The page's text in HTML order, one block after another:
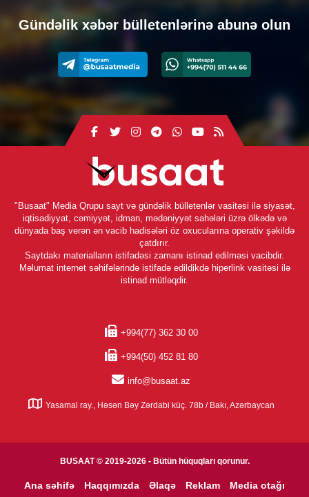
Gündəlik xəbər bülletenlərinə abunə olun
"Busaat" Media Qrupu sayt və gündəlik bülletenlər vasitəsi ilə siyasət,
iqtisadiyyat, cəmiyyət, idman, mədəniyyət sahələri üzrə ölkədə və
dünyada baş verən ən vacib hadisələri öz oxucularına operativ şəkildə
çatdırır.
Saytdakı materialların istifadəsi zamanı istinad edilməsi vacibdir.
Məlumat internet səhifələrində istifadə edildikdə hiperlink vasitəsi ilə
istinad mütləqdir.
+994(77) 362 30 00
+994(50) 452 81 80
info@busaat.az
Yasamal ray., Həsən Bəy Zərdabi küç. 78b / Bakı, Azərbaycan
BUSAAT © 2019-2026 - Bütün hüquqları qorunur.
Ana səhifə Haqqımızda Əlaqə Reklam Media otağı